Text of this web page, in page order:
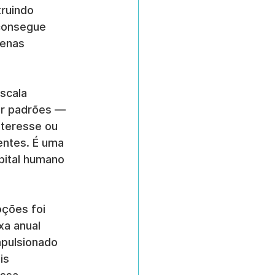
padrões —
ou
É uma
humano
foi
anual